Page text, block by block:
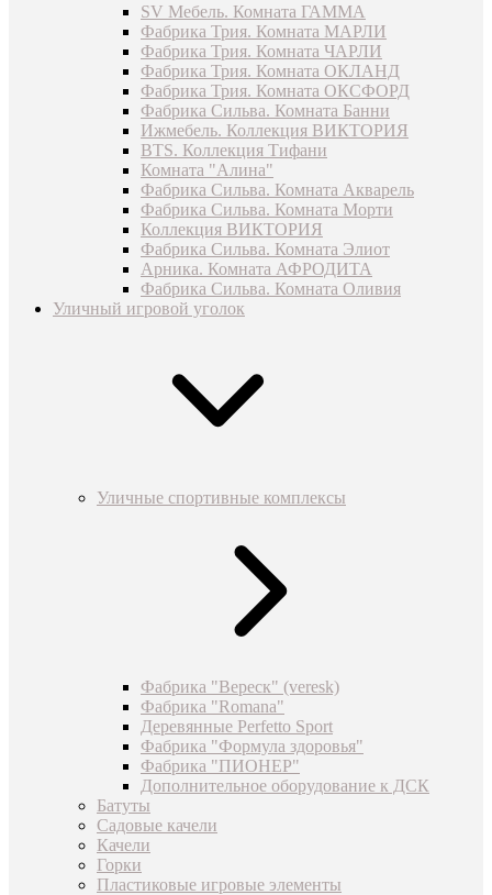
SV Мебель. Комната ГАММА
Фабрика Трия. Комната МАРЛИ
Фабрика Трия. Комната ЧАРЛИ
Фабрика Трия. Комната ОКЛАНД
Фабрика Трия. Комната ОКСФОРД
Фабрика Сильва. Комната Банни
Ижмебель. Коллекция ВИКТОРИЯ
BTS. Коллекция Тифани
Комната "Алина"
Фабрика Сильва. Комната Акварель
Фабрика Сильва. Комната Морти
Коллекция ВИКТОРИЯ
Фабрика Сильва. Комната Элиот
Арника. Комната АФРОДИТА
Фабрика Сильва. Комната Оливия
Уличный игровой уголок
Уличные спортивные комплексы
Фабрика "Вереск" (veresk)
Фабрика "Romana"
Деревянные Perfetto Sport
Фабрика "Формула здоровья"
Фабрика "ПИОНЕР"
Дополнительное оборудование к ДСК
Батуты
Садовые качели
Качели
Горки
Пластиковые игровые элементы